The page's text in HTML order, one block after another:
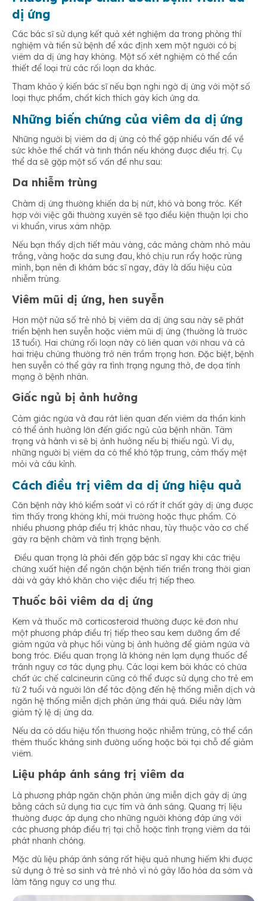
dị ứng
Các bác sĩ sử dụng kết quả xét nghiệm da trong phòng thí
nghiệm và tiền sử bệnh để xác định xem một người có bị
viêm da dị ứng hay không. Một số xét nghiệm có thể cần
thiết để loại trừ các rối loạn da khác.
Tham khảo ý kiến ​​bác sĩ nếu bạn nghi ngờ dị ứng với một số
loại thực phẩm, chất kích thích gây kích ứng da.
Những biến chứng của viêm da dị ứng
Những người bị viêm da dị ứng có thể gặp nhiều vấn đề về
sức khỏe thể chất và tinh thần nếu không được điều trị. Cụ
thể da sẽ gặp một số vấn đề như sau:
Da nhiễm trùng
Chàm dị ứng thường khiến da bị nứt, khô và bong tróc. Kết
hợp với việc gãi thường xuyên sẽ tạo điều kiện thuận lợi cho
vi khuẩn, virus xâm nhập.
Nếu bạn thấy dịch tiết màu vàng, các mảng chàm nhỏ màu
trắng, vàng hoặc da sưng đau, khó chịu run rẩy hoặc rùng
mình, bạn nên đi khám bác sĩ ngay, đây là dấu hiệu của
nhiễm trùng.
Viêm mũi dị ứng, hen suyễn
Hơn một nửa số trẻ nhỏ bị viêm da dị ứng sau này sẽ phát
triển bệnh hen suyễn hoặc viêm mũi dị ứng (thường là trước
13 tuổi). Hai chứng rối loạn này có liên quan với nhau và cả
hai triệu chứng thường trở nên trầm trọng hơn. Đặc biệt, bệnh
hen suyễn có thể gây ra tình trạng ngưng thở, đe dọa tính
mạng ở bệnh nhân.
Giấc ngủ bị ảnh hưởng
Cảm giác ngứa và đau rát liên quan đến viêm da thần kinh
có thể ảnh hưởng lớn đến giấc ngủ của bệnh nhân. Tâm
trạng và hành vi sẽ bị ảnh hưởng nếu bị thiếu ngủ. Ví dụ,
những người bị viêm da có thể khó tập trung, cảm thấy mệt
mỏi và cáu kỉnh.
Cách điều trị viêm da dị ứng hiệu quả
Căn bệnh này khó kiểm soát vì có rất ít chất gây dị ứng được
tìm thấy trong không khí, môi trường hoặc thực phẩm. Có
nhiều phương pháp điều trị khác nhau, tùy thuộc vào cơ chế
gây ra bệnh chàm và tình trạng bệnh.
Điều quan trọng là phải đến gặp bác sĩ ngay khi các triệu
chứng xuất hiện để ngăn chặn bệnh tiến triển trong thời gian
dài và gây khó khăn cho việc điều trị tiếp theo.
Thuốc bôi viêm da dị ứng
Kem và thuốc mỡ corticosteroid thường được kê đơn như
một phương pháp điều trị tiếp theo sau kem dưỡng ẩm để
giảm ngứa và phục hồi vùng bị ảnh hưởng để giảm ngứa và
bong tróc. Điều quan trọng là không nên lạm dụng thuốc để
tránh nguy cơ tác dụng phụ. Các loại kem bôi khác có chứa
chất ức chế calcineurin cũng có thể được sử dụng cho trẻ em
từ 2 tuổi và người lớn để tác động đến hệ thống miễn dịch và
ngăn hệ thống miễn dịch phản ứng thái quá. Điều này làm
giảm tỷ lệ dị ứng da.
Nếu da có dấu hiệu tổn thương hoặc nhiễm trùng, có thể cần
thêm thuốc kháng sinh đường uống hoặc bôi tại chỗ để giảm
viêm.
Liệu pháp ánh sáng trị viêm da
Là phương pháp ngăn chặn phản ứng miễn dịch gây dị ứng
bằng cách sử dụng tia cực tím và ánh sáng. Quang trị liệu
thường được áp dụng cho những người không đáp ứng với
các phương pháp điều trị tại chỗ hoặc tình trạng viêm da tái
phát nhanh chóng.
Mặc dù liệu pháp ánh sáng rất hiệu quả nhưng hiếm khi được
sử dụng ở trẻ sơ sinh và trẻ nhỏ vì nó gây lão hóa da sớm và
làm tăng nguy cơ ung thư.